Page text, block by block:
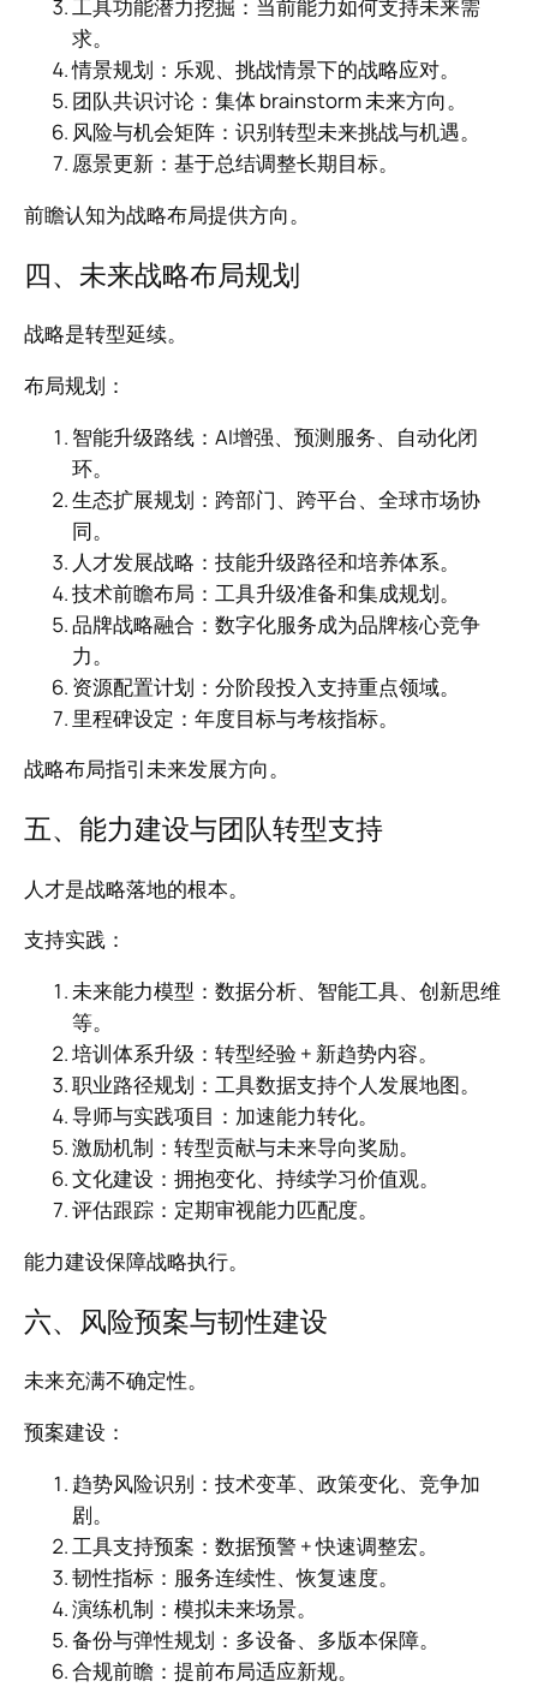
工具功能潜力挖掘：当前能力如何支持未来需
求。
情景规划：乐观、挑战情景下的战略应对。
团队共识讨论：集体 brainstorm 未来方向。
风险与机会矩阵：识别转型未来挑战与机遇。
愿景更新：基于总结调整长期目标。
前瞻认知为战略布局提供方向。
四、未来战略布局规划
战略是转型延续。
布局规划：
智能升级路线：AI增强、预测服务、自动化闭
环。
生态扩展规划：跨部门、跨平台、全球市场协
同。
人才发展战略：技能升级路径和培养体系。
技术前瞻布局：工具升级准备和集成规划。
品牌战略融合：数字化服务成为品牌核心竞争
力。
资源配置计划：分阶段投入支持重点领域。
里程碑设定：年度目标与考核指标。
战略布局指引未来发展方向。
五、能力建设与团队转型支持
人才是战略落地的根本。
支持实践：
未来能力模型：数据分析、智能工具、创新思维
等。
培训体系升级：转型经验 + 新趋势内容。
职业路径规划：工具数据支持个人发展地图。
导师与实践项目：加速能力转化。
激励机制：转型贡献与未来导向奖励。
文化建设：拥抱变化、持续学习价值观。
评估跟踪：定期审视能力匹配度。
能力建设保障战略执行。
六、风险预案与韧性建设
未来充满不确定性。
预案建设：
趋势风险识别：技术变革、政策变化、竞争加
剧。
工具支持预案：数据预警 + 快速调整宏。
韧性指标：服务连续性、恢复速度。
演练机制：模拟未来场景。
备份与弹性规划：多设备、多版本保障。
合规前瞻：提前布局适应新规。